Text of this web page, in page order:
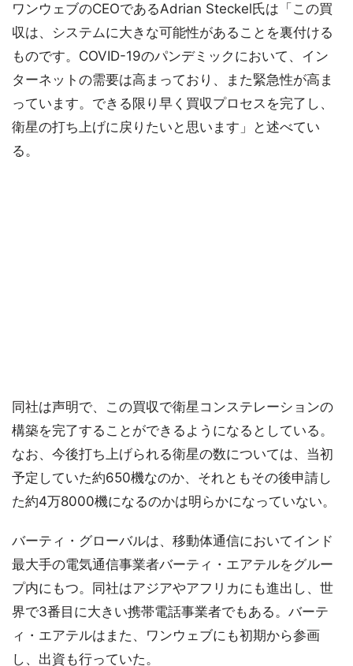
ワンウェブのCEOであるAdrian Steckel氏は「この買
収は、システムに大きな可能性があることを裏付ける
ものです。COVID-19のパンデミックにおいて、イン
ターネットの需要は高まっており、また緊急性が高ま
っています。できる限り早く買収プロセスを完了し、
衛星の打ち上げに戻りたいと思います」と述べてい
る。
同社は声明で、この買収で衛星コンステレーションの
構築を完了することができるようになるとしている。
なお、今後打ち上げられる衛星の数については、当初
予定していた約650機なのか、それともその後申請し
た約4万8000機になるのかは明らかになっていない。
バーティ・グローバルは、移動体通信においてインド
最大手の電気通信事業者バーティ・エアテルをグルー
プ内にもつ。同社はアジアやアフリカにも進出し、世
界で3番目に大きい携帯電話事業者でもある。バーテ
ィ・エアテルはまた、ワンウェブにも初期から参画
し、出資も行っていた。